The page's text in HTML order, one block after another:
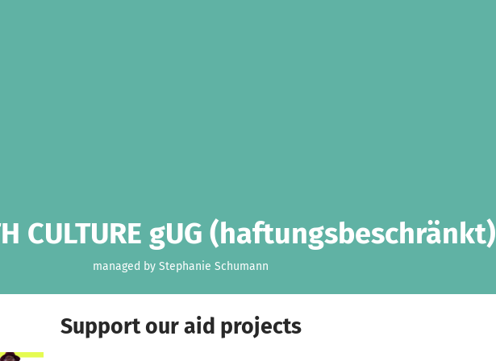
CULTURE gUG (haftungsbeschränkt)
managed by Stephanie Schumann
Support our aid projects